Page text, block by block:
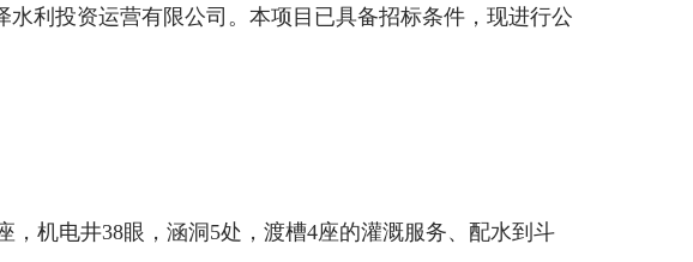
水利投资运营有限公司。本项目已具备招标条件，现进行公
，机电井38眼，涵洞 5处，渡槽4座的灌溉服务、配水到斗